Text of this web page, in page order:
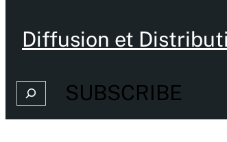
Diffusion et
SearchSUBSCRIBE